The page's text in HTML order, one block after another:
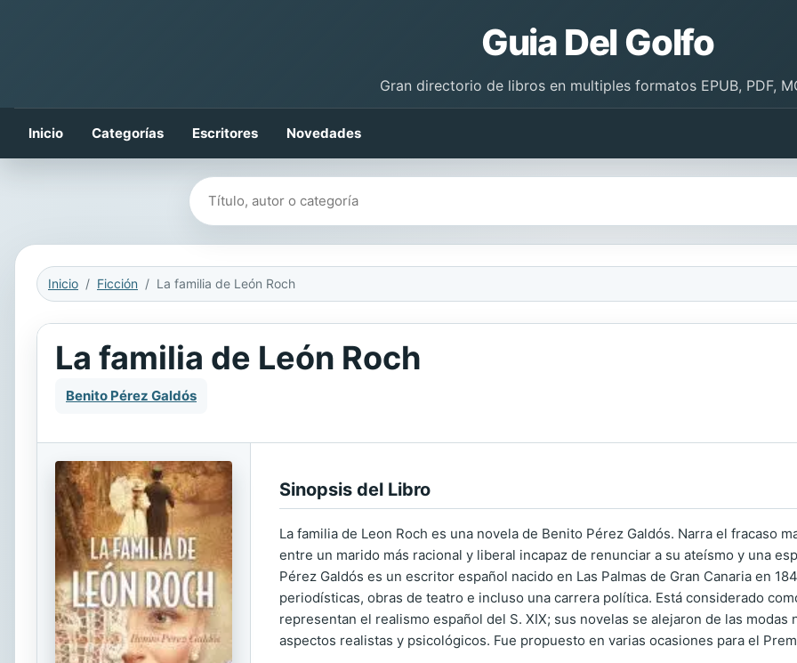
Guia Del Golfo
Gran directorio de libros en multiples formatos EPUB, PDF,
Inicio Categorías Escritores Novedades
Buscar libros
Inicio Ficción La familia de León Roch
La familia de León Roch
Benito Pérez Galdós
Sinopsis del Libro
La familia de Leon Roch es una novela de Benito Pérez Galdós. Narra el fracaso
entre un marido más racional y liberal incapaz de renunciar a su ateísmo y una
Pérez Galdós es un escritor español nacido en Las Palmas de Gran Canaria en
periodísticas, obras de teatro e incluso una carrera política. Está considerado
representan el realismo español del S. XIX; sus novelas se alejaron de las
aspectos realistas y psicológicos. Fue propuesto en varias ocasiones para el